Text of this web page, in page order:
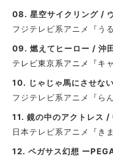
08. 星空サイクリング /
フジテレビ系アニメ『う
09. 燃えてヒーロー / 沖
テレビ東京系アニメ『キ
10. じゃじゃ馬にさせな
フジテレビ系アニメ『ら
11. 鏡の中のアクトレス /
日本テレビ系アニメ『き
12. ペガサス幻想 ー